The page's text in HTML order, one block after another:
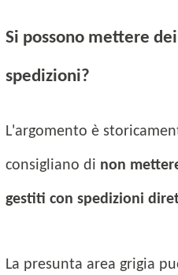
Si possono mettere
spedizioni?
L'argomento è
consigliano di non
gestiti con spedizioni
La presunta area grigia